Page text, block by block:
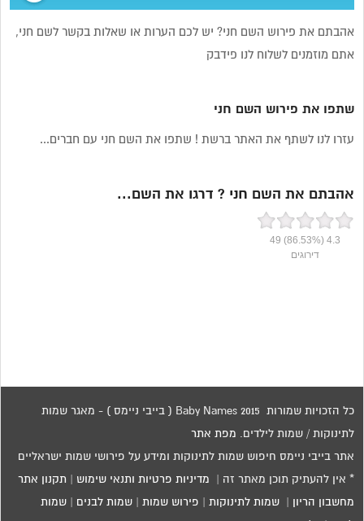
אהבתם את פירוש השם חני? יש לכם הערות או שאלות בקשר לשם חני,
אתם מוזמנים לשלוח לנו פידבק
שתפו את פירוש השם חני
עזרו לנו לשתף את האתר ברשת ! שתפו את השם חני עם חברים...
אהבתם את השם חני ? דרגו את השם...
4.3
(86.53%)
49
דירוגים
כל הזכויות שמורות 2015 Baby Names ( בייבי ניימס ) - מאגר שמות
לתינוקות / שמות לילדים. מפת אתר
אתר בייבי ניימס חיפוש שמות לתינוקות ומידע על פירושי שמות ישראליים
* אין להעתיק תוכן מאתר זה | מדיניות פרטיות ותנאי שימוש תקנון אתר
מחשבון הריון |שמות לתינוקות פירוש שמות |שמות לבנים |שמות